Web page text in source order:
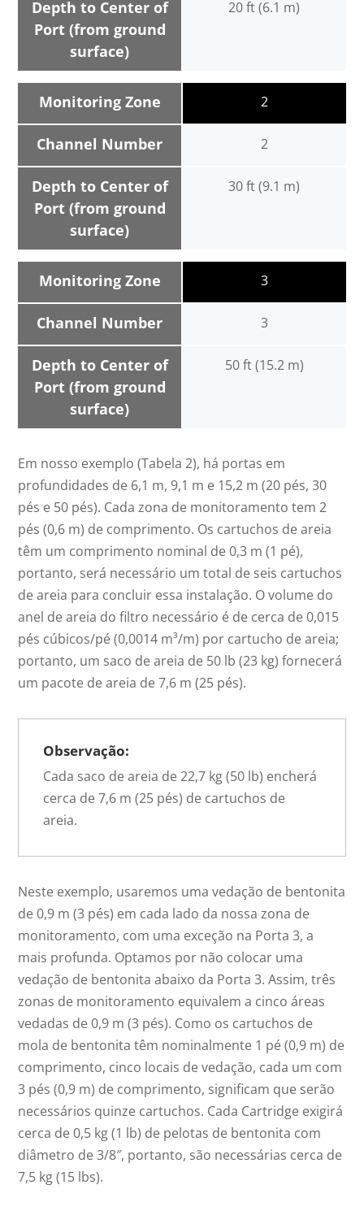
Depth to Center of
Port (from ground
surface)
20 ft (6.1 m)
Monitoring Zone
Channel Number
Depth to Center of
Port (from ground
surface)
2
2
30 ft (9.1 m)
Monitoring Zone
Channel Number
Depth to Center of
Port (from ground
surface)
3
3
50 ft (15.2 m)
Em nosso exemplo (Tabela 2), há portas em
profundidades de 6,1 m, 9,1 m e 15,2 m (20 pés, 30
pés e 50 pés). Cada zona de monitoramento tem 2
pés (0,6 m) de comprimento. Os cartuchos de areia
têm um comprimento nominal de 0,3 m (1 pé),
portanto, será necessário um total de seis cartuchos
de areia para concluir essa instalação. O volume do
anel de areia do filtro necessário é de cerca de 0,015
pés cúbicos/pé (0,0014 m³/m) por cartucho de areia;
portanto, um saco de areia de 50 lb (23 kg) fornecerá
um pacote de areia de 7,6 m (25 pés).
Observação:
Cada saco de areia de 22,7 kg (50 lb) encherá
cerca de 7,6 m (25 pés) de cartuchos de
areia.
Neste exemplo, usaremos uma vedação de bentonita
de 0,9 m (3 pés) em cada lado da nossa zona de
monitoramento, com uma exceção na Porta 3, a
mais profunda. Optamos por não colocar uma
vedação de bentonita abaixo da Porta 3. Assim, três
zonas de monitoramento equivalem a cinco áreas
vedadas de 0,9 m (3 pés). Como os cartuchos de
mola de bentonita têm nominalmente 1 pé (0,9 m) de
comprimento, cinco locais de vedação, cada um com
3 pés (0,9 m) de comprimento, significam que serão
necessários quinze cartuchos. Cada Cartridge exigirá
cerca de 0,5 kg (1 lb) de pelotas de bentonita com
diâmetro de 3/8″, portanto, são necessárias cerca de
7,5 kg (15 lbs).